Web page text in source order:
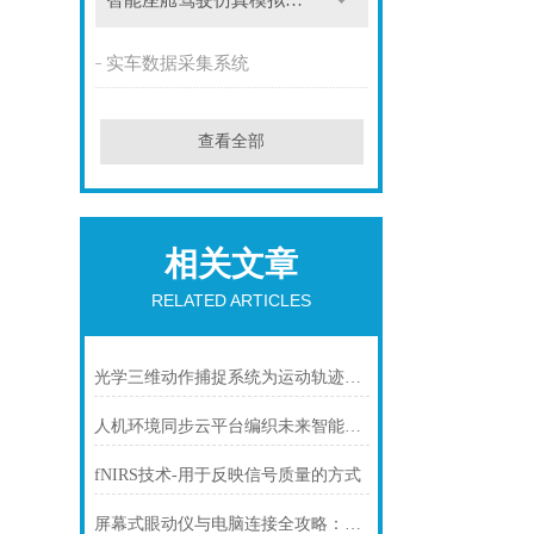
实车数据采集系统
查看全部
相关文章
RELATED ARTICLES
光学三维动作捕捉系统为运动轨迹装上“数字标尺”
人机环境同步云平台编织未来智能生态的“数字神经网”
fNIRS技术-用于反映信号质量的方式
屏幕式眼动仪与电脑连接全攻略：从硬件对接到达人操作